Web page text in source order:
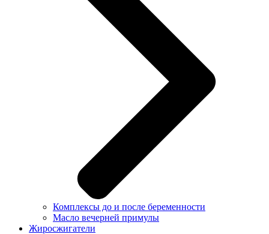
Комплексы до и после беременности
Масло вечерней примулы
Жиросжигатели